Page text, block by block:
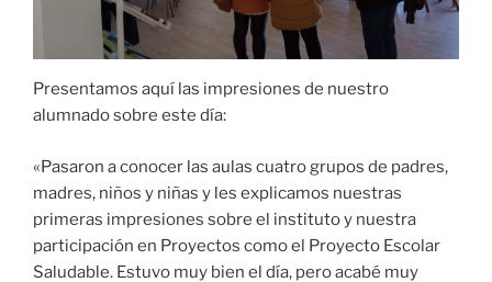
Presentamos aquí las impresiones de nuestro
alumnado sobre este día:
«Pasaron a conocer las aulas cuatro grupos de padres,
madres, niños y niñas y les explicamos nuestras
primeras impresiones sobre el instituto y nuestra
participación en Proyectos como el Proyecto Escolar
Saludable. Estuvo muy bien el día, pero acabé muy